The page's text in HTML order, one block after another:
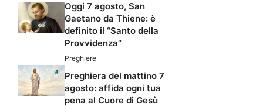
Oggi 7 agosto, San
Gaetano da Thiene: è
definito il “Santo della
Provvidenza”
Preghiere
Preghiera del mattino 7
agosto: affida ogni tua
pena al Cuore di Gesù